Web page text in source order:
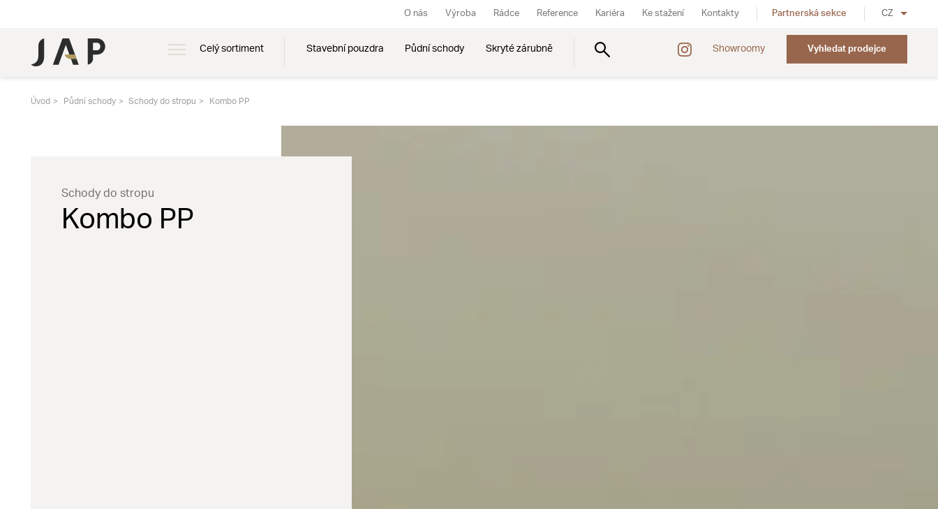
Celý sortiment Stavební pouzdra Půdní schody Skryté zárubně Showroomy Vyhledat prodejce
O nás Výroba Rádce Reference Kariéra Ke stažení Kontakty Partnerská sekce CZ
Úvod Půdní schody Schody do stropu Kombo PP
Schody do stropu
Kombo PP